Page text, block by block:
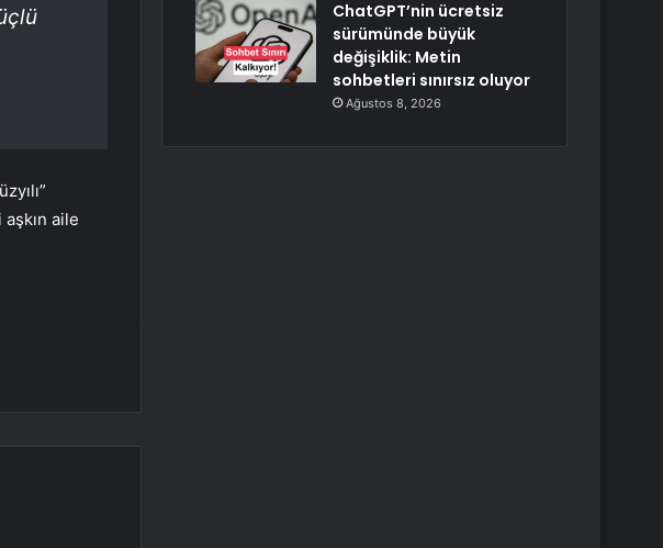
aile
ChatGPT’nin ücretsiz
sürümünde büyük
değişiklik: Metin
sohbetleri sınırsız oluyor
Ağustos 8, 2026